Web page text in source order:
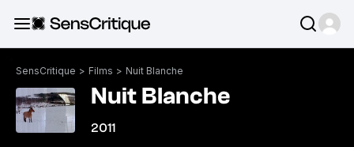
SensCritique > Films > Nuit Blanche
Nuit Blanche
2011